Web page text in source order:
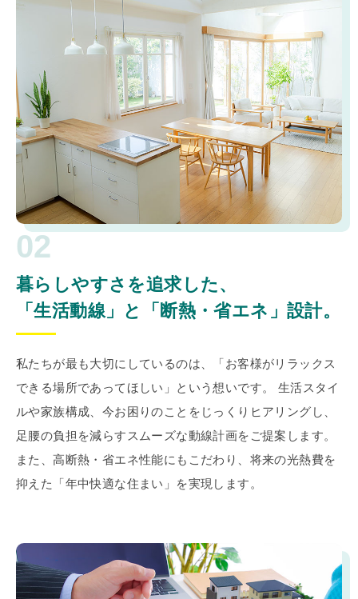
02
暮らしやすさを追求した、
「生活動線」と「断熱・省エネ」設計。
私たちが最も大切にしているのは、「お客様がリラックス
できる場所であってほしい」という想いです。 生活スタイ
ルや家族構成、今お困りのことをじっくりヒアリングし、
足腰の負担を減らすスムーズな動線計画をご提案します。
また、高断熱・省エネ性能にもこだわり、将来の光熱費を
抑えた「年中快適な住まい」を実現します。